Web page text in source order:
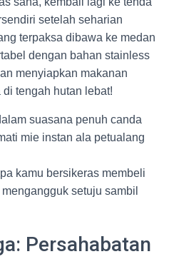
setelah seharian
terpaksa dibawa ke medan
dengan bahan stainless
menyiapkan makanan
tengah hutan lebat!
suasana penuh canda
mie instan ala petualang
kamu bersikeras membeli
setuju sambil
Persahabatan